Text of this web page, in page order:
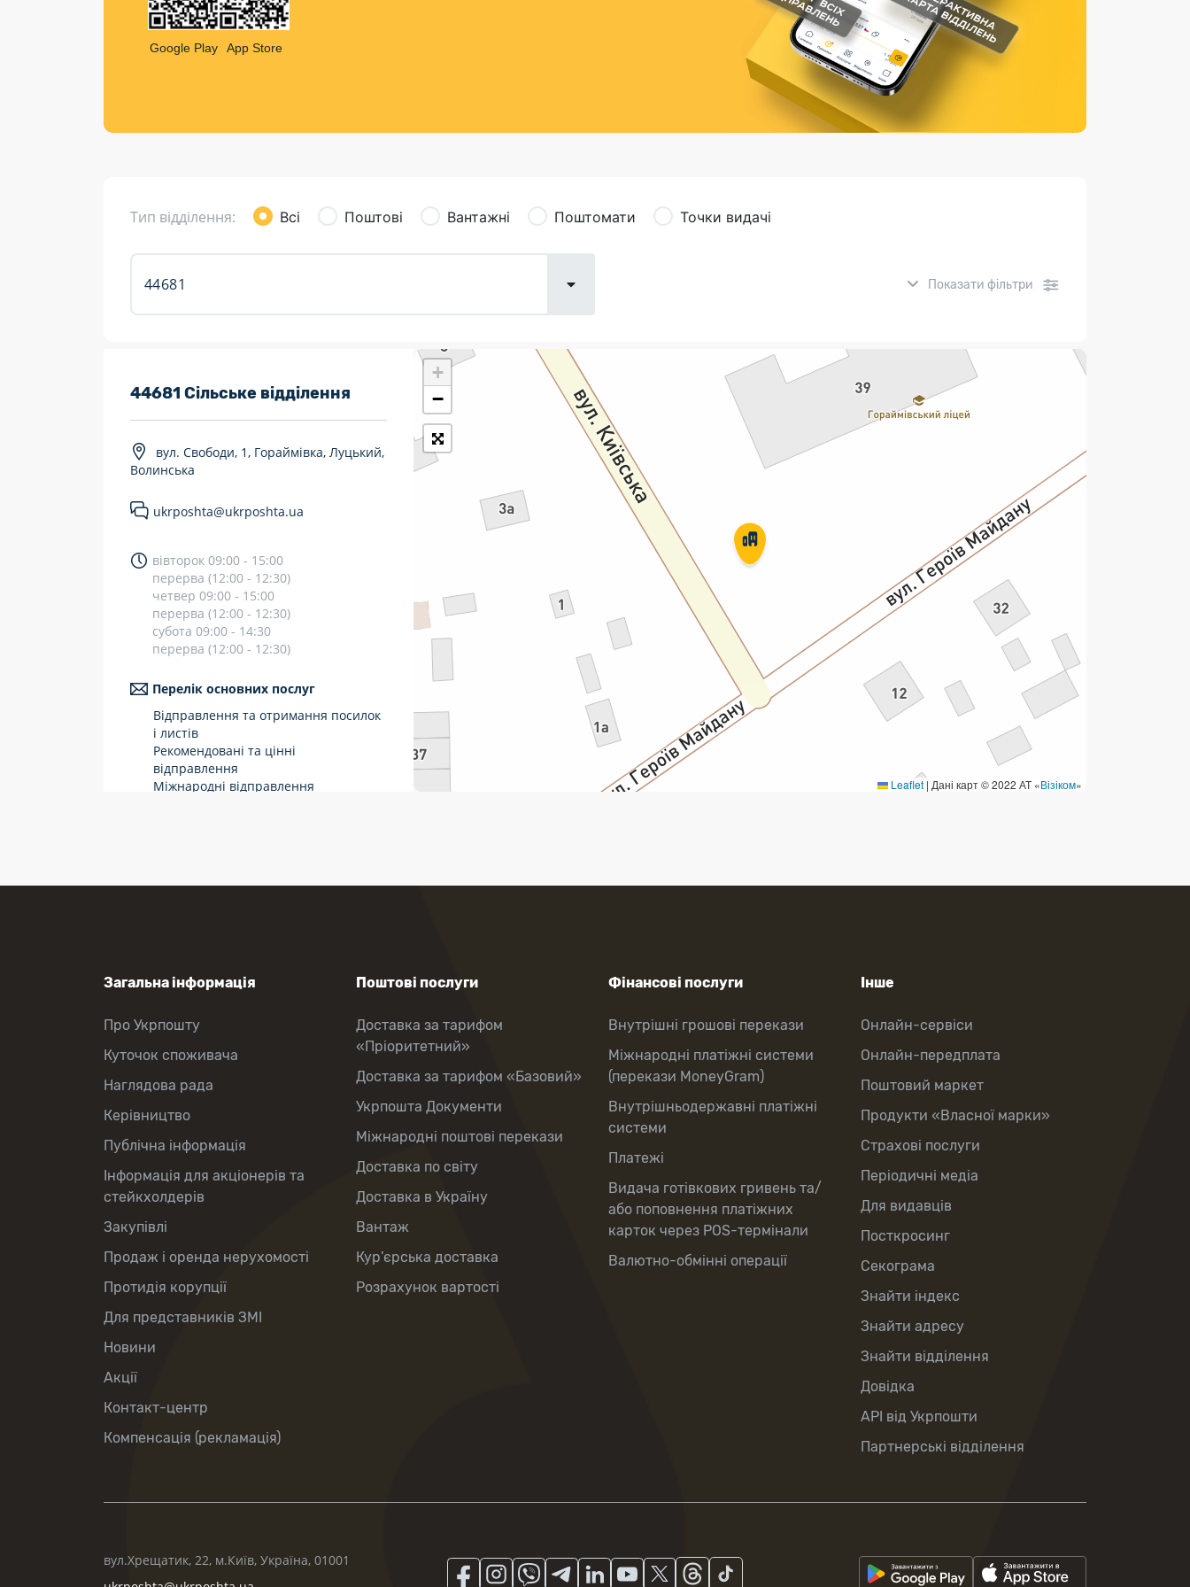
Листи та листівки
Кур’єрська доставка
Страхові послуги
Каталог «Укрпошта Маркет»
Google Play App Store
Тип відділення: Всі Поштові Вантажні Поштомати Точки видачі
Показати фільтри
7 днів на тиждень
Працюють після 19:00
Поштові послуги:
Укрпошта Експрес/тариф
Укрпошта Стандарт/тариф «Базовий»
Доставка за межі України
Фінансові послуги:
Термінові перекази
Перекази
44681 Сільське відділення
вул. Свободи, 1, Гораймівка, Луцький,
Волинська
ukrposhta@ukrposhta.ua
вівторок 09:00 - 15:00
перерва (12:00 - 12:30)
четвер 09:00 - 15:00
перерва (12:00 - 12:30)
субота 09:00 - 14:30
перерва (12:00 - 12:30)
Перелік основних послуг
Відправлення та отримання посилок
і листів
Рекомендовані та цінні
відправлення
Міжнародні відправлення
Продаж товарів
+
−
Leaflet | Дані карт © 2022 АТ «Візіком»
Загальна інформація
Про Укрпошту
Куточок споживача
Наглядова рада
Керівництво
Публічна інформація
Інформація для акціонерів та
стейкхолдерів
Закупівлі
Продаж і оренда нерухомості
Протидія корупції
Для представників ЗМІ
Новини
Акції
Контакт-центр
Компенсація (рекламація)
Поштові послуги
Доставка за тарифом
«Пріоритетний»
Доставка за тарифом «Базовий»
Укрпошта Документи
Міжнародні поштові перекази
Доставка по світу
Доставка в Україну
Вантаж
Кур’єрська доставка
Розрахунок вартості
Фінансові послуги
Внутрішні грошові перекази
Міжнародні платіжні системи
(перекази MoneyGram)
Внутрішньодержавні платіжні
системи
Платежі
Видача готівкових гривень та/
або поповнення платіжних
карток через POS-термінали
Валютно-обмінні операції
Інше
Онлайн-сервіси
Онлайн-передплата
Поштовий маркет
Продукти «Власної марки»
Страхові послуги
Періодичні медіа
Для видавців
Посткросинг
Секограма
Знайти індекс
Знайти адресу
Знайти відділення
Довідка
API від Укрпошти
Партнерські відділення
вул.Хрещатик, 22, м.Київ, Україна, 01001